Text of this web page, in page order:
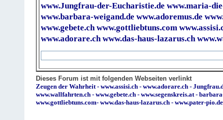
www.Jungfrau-der-Eucharistie.de www.maria-
www.barbara-weigand.de www.adoremus.de
www.gebete.ch www.gottliebtuns.com
www.adorare.ch www.das-haus-lazarus.ch
Dieses Forum ist mit folgenden Webseiten verlinkt
Zeugen der Wahrheit - www.assisi.ch - www.adorare.ch -
www.wallfahrten.ch - www.gebete.ch - www.segenskreis.at -
www.gottliebtuns.com- www.das-haus-lazarus.ch - www.pater-pio.de